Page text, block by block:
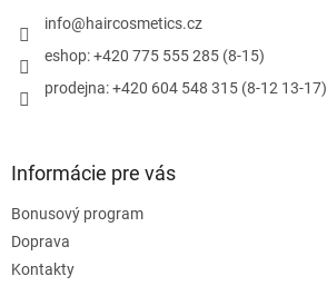
info@haircosmetics.cz
eshop: +420 775 555 285 (8-15)
prodejna: +420 604 548 315 (8-12 13-17)
Informácie pre vás
Bonusový program
Doprava
Kontakty